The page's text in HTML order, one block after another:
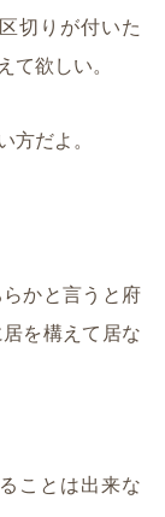
切りが付いた
て欲しい。
方だよ。
かと言うと府
を構えて居な
ことは出来な